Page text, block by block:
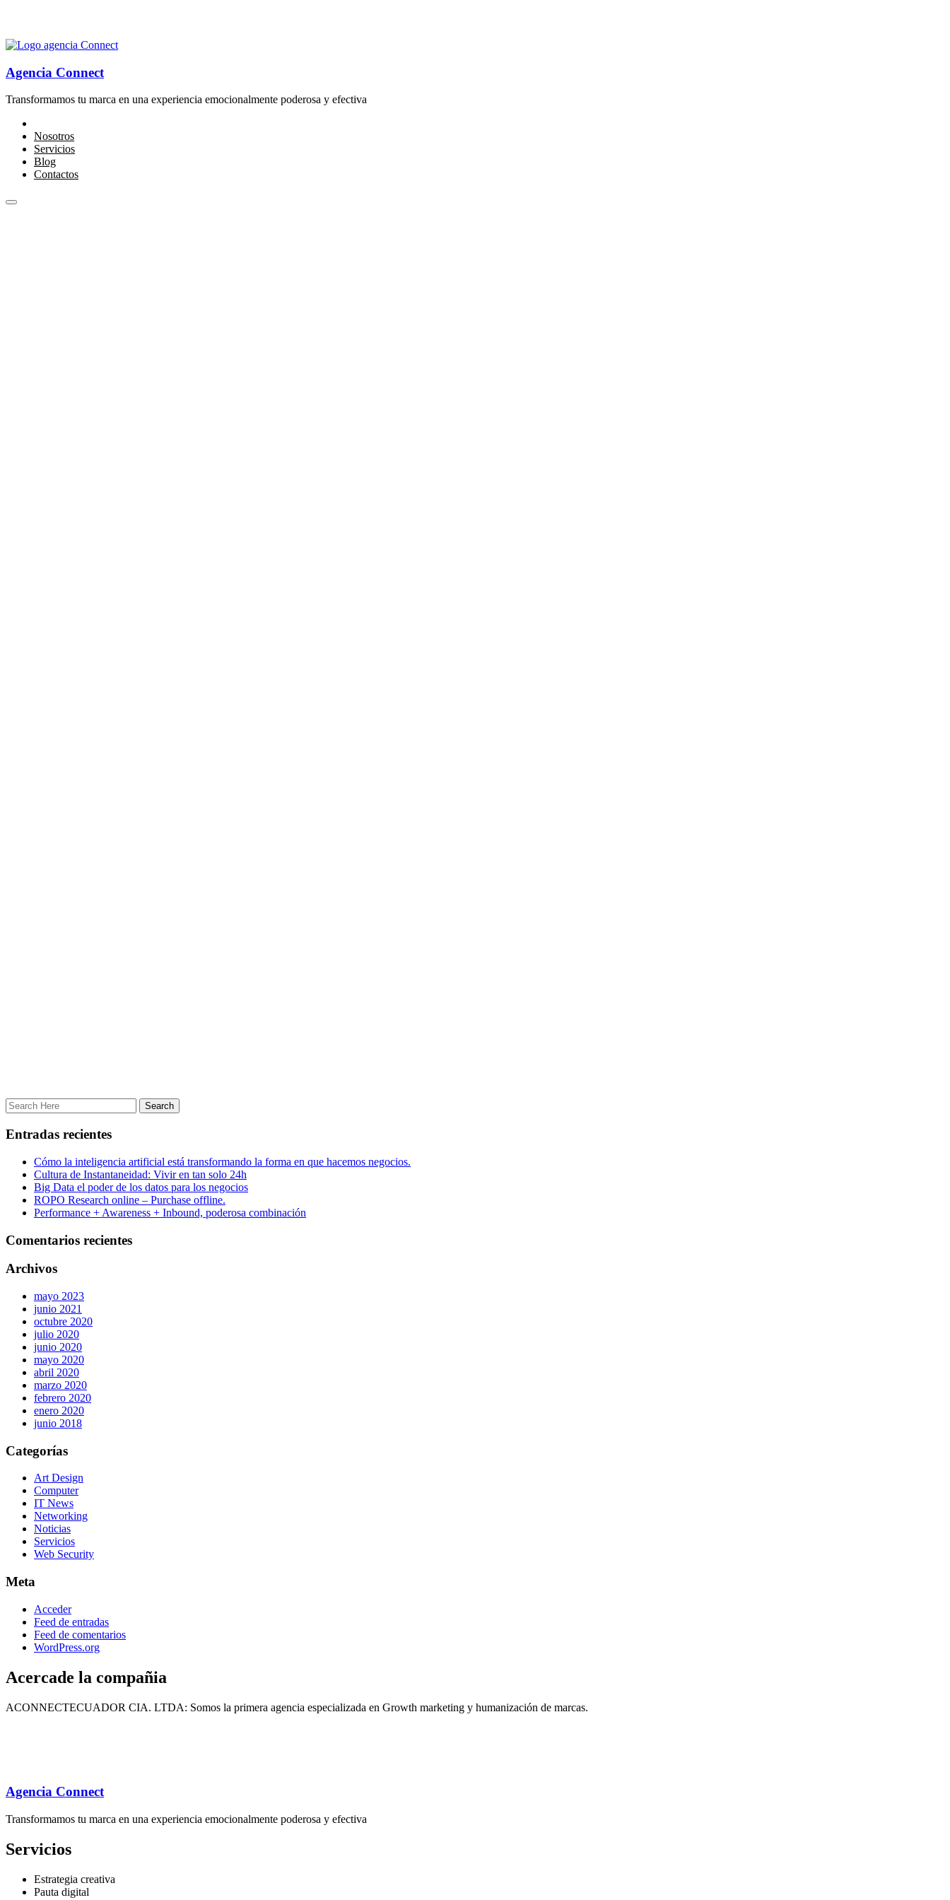
Agencia Connect
Transformamos tu marca en una experiencia emocionalmente poderosa y efectiva
Nosotros
Servicios
Blog
Contactos
Entradas recientes
Cómo la inteligencia artificial está transformando la forma en que hacemos negocios.
Cultura de Instantaneidad: Vivir en tan solo 24h
Big Data el poder de los datos para los negocios
ROPO Research online – Purchase offline.
Performance + Awareness + Inbound, poderosa combinación
Comentarios recientes
Archivos
mayo 2023
junio 2021
octubre 2020
julio 2020
junio 2020
mayo 2020
abril 2020
marzo 2020
febrero 2020
enero 2020
junio 2018
Categorías
Art Design
Computer
IT News
Networking
Noticias
Servicios
Web Security
Meta
Acceder
Feed de entradas
Feed de comentarios
WordPress.org
Acercade la compañia
ACONNECTECUADOR CIA. LTDA: Somos la primera agencia especializada en Growth marketing y humanización de marcas.
Agencia Connect
Transformamos tu marca en una experiencia emocionalmente poderosa y efectiva
Servicios
Estrategia creativa
Pauta digital